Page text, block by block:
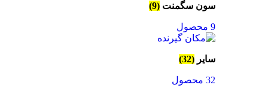
سون سگمنت (9)
9 محصول
سایر (32)
32 محصول